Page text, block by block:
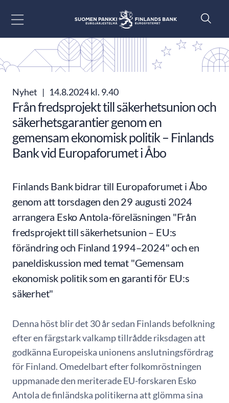
Nyhet | 14.8.2024 kl. 9.40
Från fredsprojekt till säkerhetsunion och
säkerhetsgarantier genom en
gemensam ekonomisk politik – Finlands
Bank vid Europaforumet i Åbo
Finlands Bank bidrar till Europaforumet i Åbo
genom att torsdagen den 29 augusti 2024
arrangera Esko Antola-föreläsningen "Från
fredsprojekt till säkerhetsunion – EU:s
förändring och Finland 1994–2024" och en
paneldiskussion med temat "Gemensam
ekonomisk politik som en garanti för EU:s
säkerhet"
Denna höst blir det 30 år sedan Finlands befolkning
efter en färgstark valkamp tillrådde riksdagen att
godkänna Europeiska unionens anslutningsfördrag
för Finland. Omedelbart efter folkomröstningen
uppmanade den meriterade EU-forskaren Esko
Antola de finländska politikerna att glömma sina